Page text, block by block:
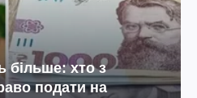
більше: хто з
подати на